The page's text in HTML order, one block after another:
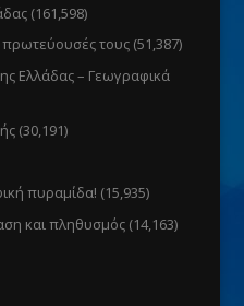
(161,598)
πρωτεύουσές τους (51,387)
Ελλάδας – Γεωγραφικά
(30,191)
πυραμίδα! (15,935)
και πληθυσμός (14,163)